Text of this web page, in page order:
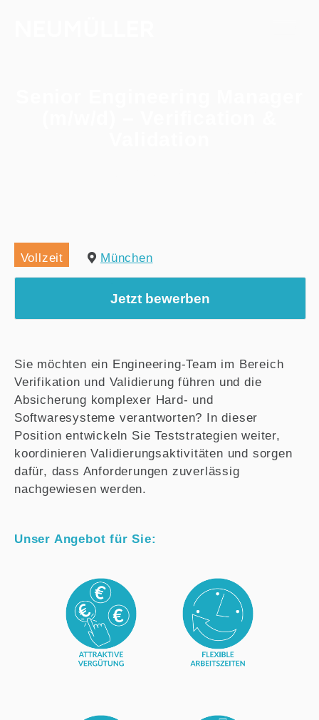
Vollzeit München
Jetzt bewerben
Sie möchten ein Engineering-Team im Bereich
Verifikation und Validierung führen und die
Absicherung komplexer Hard- und
Softwaresysteme verantworten? In dieser
Position entwickeln Sie Teststrategien weiter,
koordinieren Validierungsaktivitäten und sorgen
dafür, dass Anforderungen zuverlässig
nachgewiesen werden.
Unser Angebot für Sie: